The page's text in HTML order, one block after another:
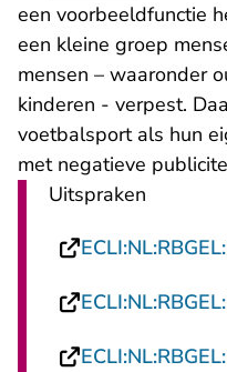
een voorbeeldfunctie
een kleine groep
mensen – waaronder
kinderen - verpest.
voetbalsport als hun
met negatieve
Uitspraken